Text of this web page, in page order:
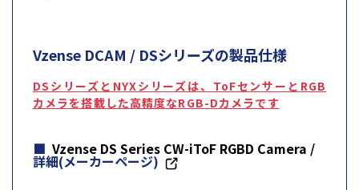
Vzense DCAM / DSシリーズの製品仕様
DSシリーズとNYXシリーズは、ToFセンサーとRGB
カメラを搭載した高精度なRGB-Dカメラです
Vzense DS Series CW-iToF RGBD Camera /
詳細(メーカーページ)